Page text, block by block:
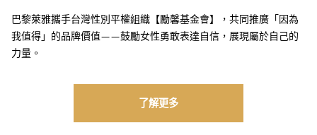
巴黎萊雅攜手台灣性別平權組織【勵馨基金會】，共同推廣「因為
我值得」的品牌價值——鼓勵女性勇敢表達自信，展現屬於自己的
力量。
了解更多